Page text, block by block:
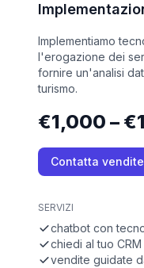
Implementiamo
l'erogazione dei
fornire un'analisi
turismo.
€1,000 –
Contatta vendite
SERVIZI
chatbot con
chiedi al tuo CRM
vendite guidate